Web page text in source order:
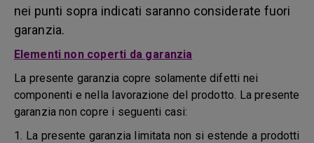
nei punti sopra indicati saranno considerate fuori
garanzia.
Elementi non coperti da garanzia
La presente garanzia copre solamente difetti nei
componenti e nella lavorazione del prodotto. La presente
garanzia non copre i seguenti casi:
1. La presente garanzia limitata non si estende a prodotti